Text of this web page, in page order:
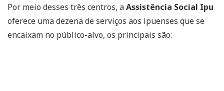
Por meio desses três centros, aAssistência Social Ipu
oferece uma dezena de serviços aos ipuenses que se
encaixam no público-alvo, os principais são: